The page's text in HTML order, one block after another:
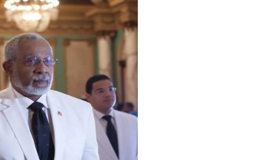
puede restringirse el acceso de los
el euro subió a $68.79
del Cibao Central con nueva